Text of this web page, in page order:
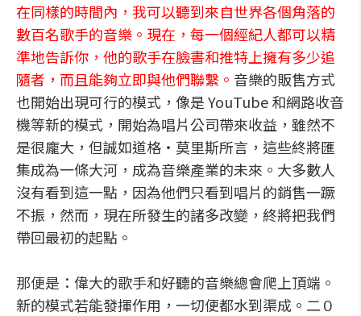
在同樣的時間內，我可以聽到來自世界各個角落的
數百名歌手的音樂。現在，每一個經紀人都可以精
準地告訴你，他的歌手在臉書和推特上擁有多少追
隨者，而且能夠立即與他們聯繫。 音樂的販售方式
也開始出現可行的模式，像是 YouTube 和網路收音
機等新的模式，開始為唱片公司帶來收益，雖然不
是很龐大，但誠如道格‧莫里斯所言，這些終將匯
集成為一條大河，成為音樂產業的未來。大多數人
沒有看到這一點，因為他們只看到唱片的銷售一蹶
不振，然而，現在所發生的諸多改變，終將把我們
帶回最初的起點。
那便是：偉大的歌手和好聽的音樂總會爬上頂端。
新的模式若能發揮作用，一切便都水到渠成。二０